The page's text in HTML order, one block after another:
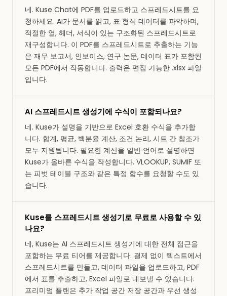
네. Kuse Chat에 PDF를 업로드하고 스프레드시트를 요
청하세요. AI가 문서를 읽고, 표 형식 데이터를 파악하며,
적절한 열, 헤더, 서식이 있는 구조화된 스프레드시트로
재구성합니다. 이 PDF를 스프레드시트로 추출하는 기능
은 재무 보고서, 인보이스, 연구 논문, 데이터 표가 포함된
모든 PDF에서 작동합니다. 출력은 편집 가능한 .xlsx 파일
입니다.
AI 스프레드시트 생성기에 수식이 포함되나요?
네. Kuse가 설명을 기반으로 Excel 호환 수식을 추가합
니다. 합계, 평균, 백분율 계산, 조건 논리, 시트 간 참조가
모두 지원됩니다. 필요한 계산을 일반 언어로 설명하면
Kuse가 올바른 수식을 작성합니다. VLOOKUP, SUMIF 또
는 피벗 테이블 구조와 같은 특정 함수를 요청할 수도 있
습니다.
Kuse를 스프레드시트 생성기로 무료로 사용할 수 있
나요?
네, Kuse는 AI 스프레드시트 생성기에 대한 전체 접근을
포함하는 무료 티어를 제공합니다. 결제 없이 텍스트에서
스프레드시트를 만들고, 데이터 파일을 업로드하고, PDF
에서 표를 추출하고, Excel 파일로 내보낼 수 있습니다.
프리미엄 플랜은 추가 작업 공간 저장 공간과 우선 생성